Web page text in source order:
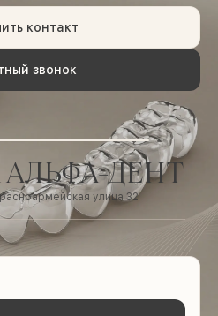
звонок
контакт
ДЕНТ
улица 32